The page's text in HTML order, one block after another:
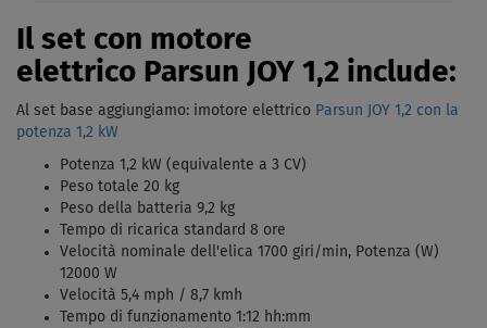
Il set con motore
elettrico Parsun JOY 1,2 include:
Al set base aggiungiamo: imotore elettrico Parsun JOY 1,2 con la
potenza 1,2 kW
Potenza 1,2 kW (equivalente a 3 CV)
Peso totale 20 kg
Peso della batteria 9,2 kg
Tempo di ricarica standard 8 ore
Velocità nominale dell'elica 1700 giri/min, Potenza (W)
12000 W
Velocità 5,4 mph / 8,7 kmh
Tempo di funzionamento 1:12 hh:mm